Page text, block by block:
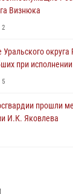
Визнюка
2
при исполнении
5
прошли
И.К. Яковлева